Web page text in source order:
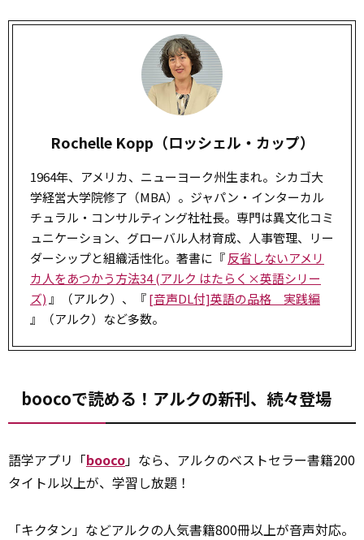
Rochelle Kopp（ロッシェル・カップ）
1964年、アメリカ、ニューヨーク州生まれ。シカゴ大
学経営大学院修了（MBA）。ジャパン・インターカル
チュラル・コンサルティング社社長。専門は異文化コミ
ュニケーション、グローバル人材育成、人事管理、リー
ダーシップと組織活性化。著書に『反省しないアメリ
カ人をあつかう方法34 (アルク はたらく×英語シリー
ズ) 』（アルク）、『[音声DL付]英語の品格 実践編
』（アルク）など多数。
boocoで読める！アルクの新刊、続々登場
語学アプリ「booco」なら、アルクのベストセラー書籍200
タイトル以上が、学習し放題！
「キクタン」などアルクの人気書籍800冊以上が音声対応。